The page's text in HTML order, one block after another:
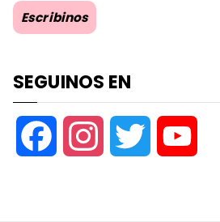
Escribinos
SEGUINOS EN